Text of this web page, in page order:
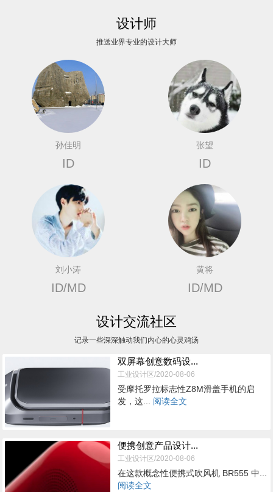
设计师
推送业界专业的设计大师
孙佳明
ID
张望
ID
刘小涛
ID/MD
黄将
ID/MD
设计交流社区
记录一些深深触动我们内心的心灵鸡汤
双屏幕创意数码设...
工业设计区/2020-08-06
受摩托罗拉标志性Z8M滑盖手机的启
发，这... 阅读全文
便携创意产品设计...
工业设计区/2020-08-06
在这款概念性便携式吹风机 BR555 中...
阅读全文